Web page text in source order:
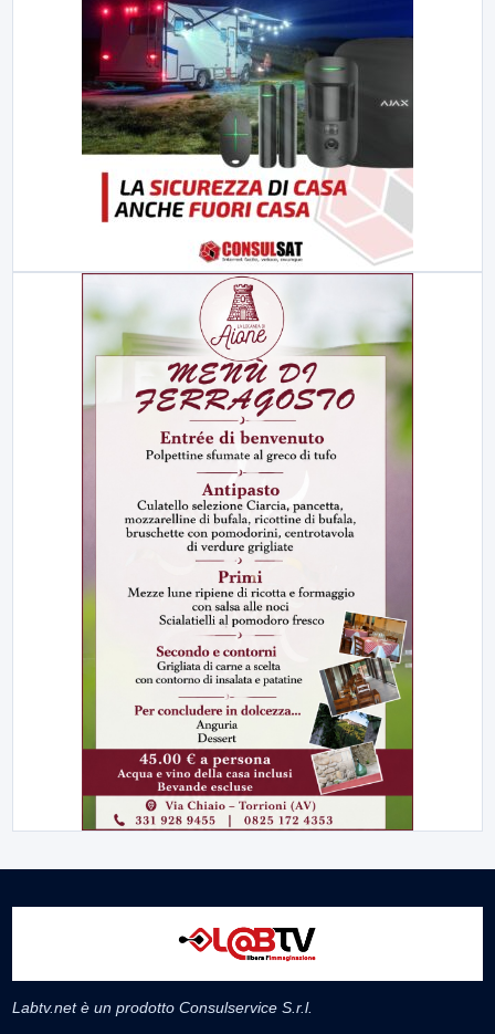
Labtv.net è un prodotto Consulservice S.r.l.